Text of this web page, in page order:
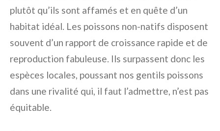
plutôt qu’ils sont affamés et en quête d’un
habitat idéal. Les poissons non-natifs disposent
souvent d’un rapport de croissance rapide et de
reproduction fabuleuse. Ils surpassent donc les
espèces locales, poussant nos gentils poissons
dans une rivalité qui, il faut l’admettre, n’est pas
équitable.